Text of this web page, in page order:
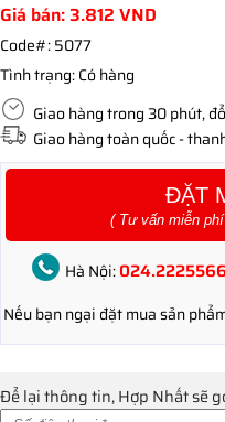
Giá bán:3.812 VND
Code#:5077
Tình trạng:Có hàng
Giao hàng trong 30 phút,
Giao hàng toàn quốc -
ĐẶT
( Tư vấn miễn
Hà Nội:
Nếu bạn ngại đặt mua sản
Để lại thông tin, Hợp Nhất sẽ